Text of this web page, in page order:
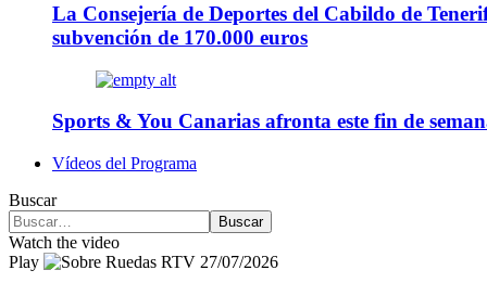
La Consejería de Deportes del Cabildo de
subvención de 170.000 euros
Sports & You Canarias afronta este fin de
Vídeos del Programa
Buscar
Buscar
Watch the video
Play